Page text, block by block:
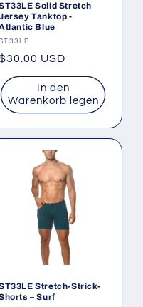
Solid Stretch
Tanktop -
Blue
Preis
USD
In den
Warenkorb legen
Stretch-Strick-
– Surf